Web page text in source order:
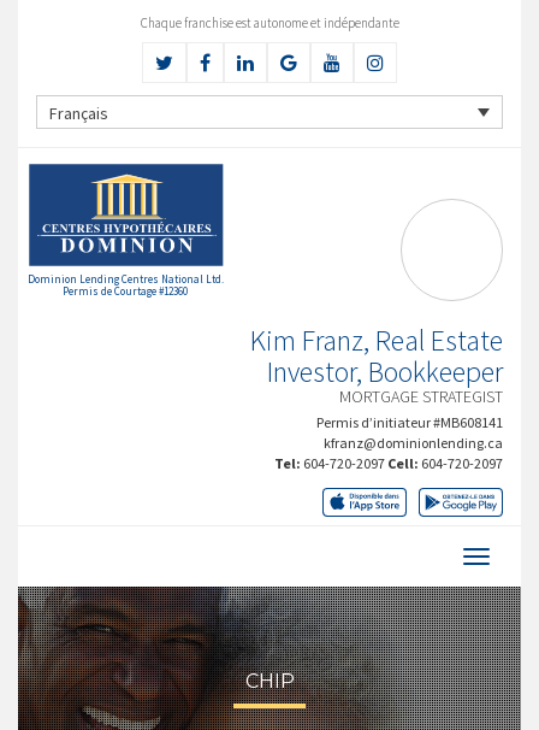
Chaque franchise est autonome et indépendante
Français
Dominion Lending Centres National Ltd.
Permis de Courtage #12360
Kim Franz, Real Estate
Investor, Bookkeeper
MORTGAGE STRATEGIST
Permis d’initiateur #MB608141
kfranz@dominionlending.ca
Tel: 604-720-2097 Cell: 604-720-2097
CHIP